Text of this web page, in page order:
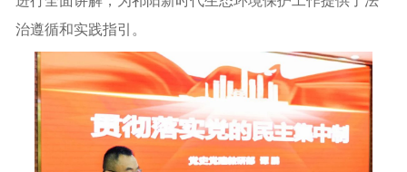
治遵循和实践指引。